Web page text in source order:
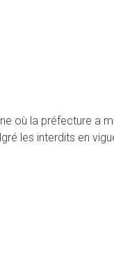
où la préfecture a
les interdits en